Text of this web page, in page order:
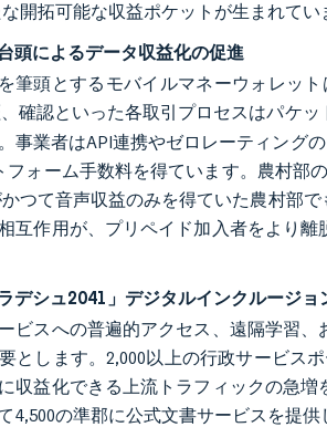
開拓可能な収益ポケットが生まれてい
頭によるデータ収益化の促進
筆頭とするモバイルマネーウォレッ
確認といった各取引プロセスはパケ
事業者はAPI連携やゼロレーティング
フォーム手数料を得ています。農村
つて音声収益のみを得ていた農村部
互作用が、プリペイド加入者をより
デシュ2041」デジタルインクルージョ
ビスへの普遍的アクセス、遠隔学習
とします。2,000以上の行政サービス
収益化できる上流トラフィックの急
4,500の準郡に公式文書サービスを提